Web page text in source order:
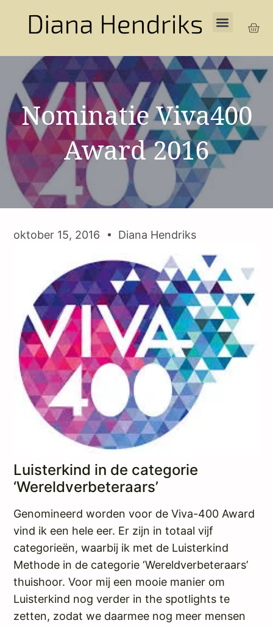
Nominatie Viva400
Award 2016
oktober 15, 2016 Diana Hendriks
Luisterkind in de categorie
‘Wereldverbeteraars’
Genomineerd worden voor de Viva-400 Award
vind ik een hele eer. Er zijn in totaal vijf
categorieën, waarbij ik met de Luisterkind
Methode in de categorie ‘Wereldverbeteraars’
thuishoor. Voor mij een mooie manier om
Luisterkind nog verder in the spotlights te
zetten, zodat we daarmee nog meer mensen